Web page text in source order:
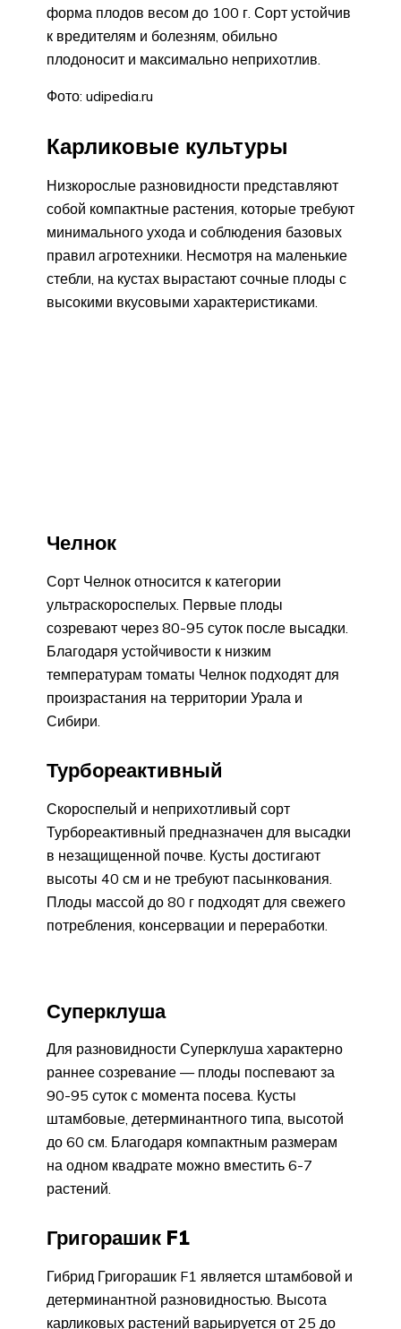
форма плодов весом до 100 г. Сорт устойчив
к вредителям и болезням, обильно
плодоносит и максимально неприхотлив.
Фото: udipedia.ru
Карликовые культуры
Низкорослые разновидности представляют
собой компактные растения, которые требуют
минимального ухода и соблюдения базовых
правил агротехники. Несмотря на маленькие
стебли, на кустах вырастают сочные плоды с
высокими вкусовыми характеристиками.
Челнок
Сорт Челнок относится к категории
ультраскороспелых. Первые плоды
созревают через 80-95 суток после высадки.
Благодаря устойчивости к низким
температурам томаты Челнок подходят для
произрастания на территории Урала и
Сибири.
Турбореактивный
Скороспелый и неприхотливый сорт
Турбореактивный предназначен для высадки
в незащищенной почве. Кусты достигают
высоты 40 см и не требуют пасынкования.
Плоды массой до 80 г подходят для свежего
потребления, консервации и переработки.
Суперклуша
Для разновидности Суперклуша характерно
раннее созревание — плоды поспевают за
90-95 суток с момента посева. Кусты
штамбовые, детерминантного типа, высотой
до 60 см. Благодаря компактным размерам
на одном квадрате можно вместить 6-7
растений.
Григорашик F1
Гибрид Григорашик F1 является штамбовой и
детерминантной разновидностью. Высота
карликовых растений варьируется от 25 до